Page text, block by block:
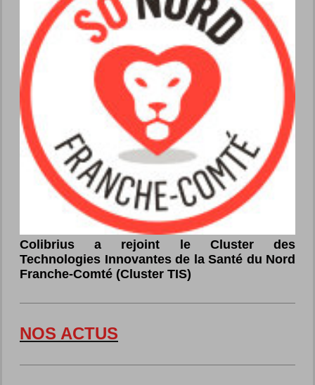
Colibrius a rejoint le Cluster des
Technologies Innovantes de la Santé du Nord
Franche-Comté (Cluster TIS)
NOS ACTUS